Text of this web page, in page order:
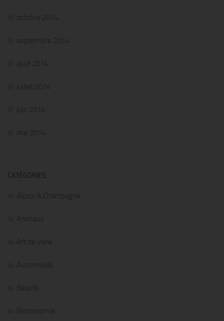
octobre 2014
septembre 2014
août 2014
juillet 2014
juin 2014
mai 2014
CATÉGORIES
Alcool & Champagne
Animaux
Art de vivre
Automobile
Beauté
Bistronomie